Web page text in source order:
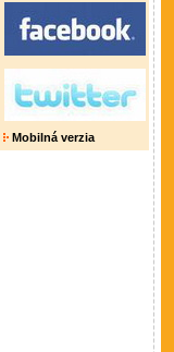
Mobilná verzia